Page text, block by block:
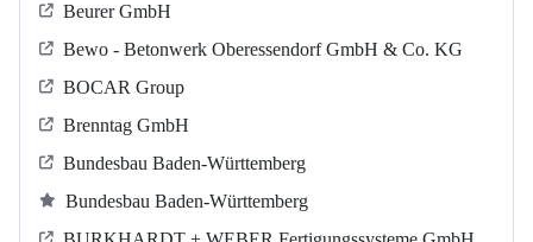
Beurer GmbH
Bewo - Betonwerk Oberessendorf GmbH & Co. KG
BOCAR Group
Brenntag GmbH
Bundesbau Baden-Württemberg
Bundesbau Baden-Württemberg